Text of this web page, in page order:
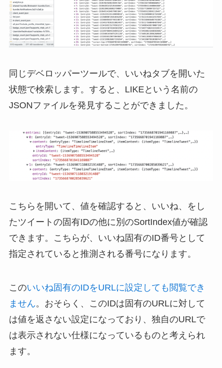
同じデベロッパーツールで、いいねタブを開いた
状態で検索します。すると、LIKEという名前の
JSONファイルを発見することができました。
こちらを開いて、値を確認すると、いいね、をし
たツイートの固有IDの他に別のSortIndex値が確認
できます。こちらが、いいね固有のID番号として
指定されていると推測される番号になります。
このいいね固有のIDをURLに設定しても閲覧でき
ません。おそらく、このIDは固有のURLに対して
は値を返さない設定になっており、独自のURLで
は表示されない仕様になっているものと考えられ
ます。